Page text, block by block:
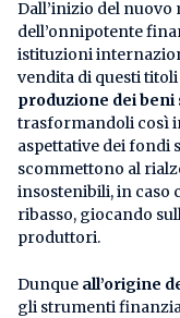
Dall’inizio del
dell’onnipotente
istituzioni
vendita di questi titoli
produzione dei
trasformandoli così
aspettative dei fondi
scommettono al
insostenibili, in caso
ribasso, giocando
produttori.
Dunque all’origine
gli strumenti